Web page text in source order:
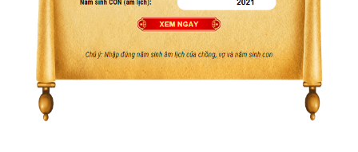
Quảng Cáo Google
App